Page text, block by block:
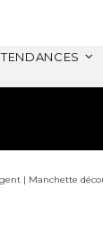
| Manchette